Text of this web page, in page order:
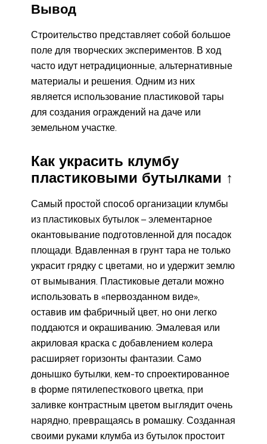
Вывод
Строительство представляет собой большое
поле для творческих экспериментов. В ход
часто идут нетрадиционные, альтернативные
материалы и решения. Одним из них
является использование пластиковой тары
для создания ограждений на даче или
земельном участке.
Как украсить клумбу
пластиковыми бутылками ↑
Самый простой способ организации клумбы
из пластиковых бутылок – элементарное
окантовывание подготовленной для посадок
площади. Вдавленная в грунт тара не только
украсит грядку с цветами, но и удержит землю
от вымывания. Пластиковые детали можно
использовать в «первозданном виде»,
оставив им фабричный цвет, но они легко
поддаются и окрашиванию. Эмалевая или
акриловая краска с добавлением колера
расширяет горизонты фантазии. Само
донышко бутылки, кем-то спроектированное
в форме пятилепесткового цветка, при
заливке контрастным цветом выглядит очень
нарядно, превращаясь в ромашку. Созданная
своими руками клумба из бутылок простоит